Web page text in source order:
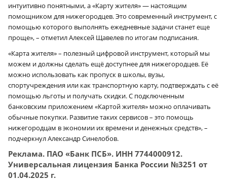
интуитивно понятными, а «Карту жителя» — настоящим
помощником для нижегородцев. Это современный инструмент, с
помощью которого выполнять ежедневные задачи станет еще
проще», – отметил Алексей Щавелев по итогам подписания.
«Карта жителя» – полезный цифровой инструмент, который мы
можем и должны сделать ещё доступнее для нижегородцев. Её
можно использовать как пропуск в школы, вузы,
спортучреждения или как транспортную карту, подтверждать с её
помощью льготы и получать скидки. С подключенным
банковским приложением «Картой жителя» можно оплачивать
обычные покупки. Развитие таких сервисов – это помощь
нижегородцам в экономии их времени и денежных средств», –
подчеркнул Александр Синелобов.
Реклама. ПАО «Банк ПСБ». ИНН 7744000912.
Универсальная лицензия Банка России №3251 от
01.04.2025 г.